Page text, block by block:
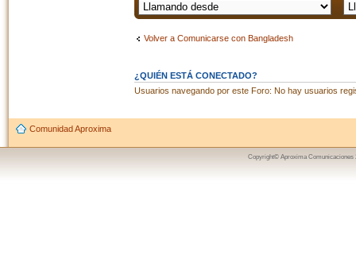
Volver a Comunicarse con Bangladesh
¿QUIÉN ESTÁ CONECTADO?
Usuarios navegando por este Foro: No hay usuarios
Comunidad Aproxima
Copyright© Aproxima Comunicaciones